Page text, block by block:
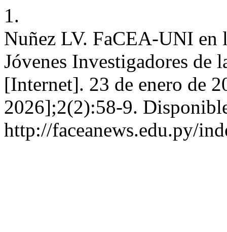
1.
Nuñez LV. FaCEA-UNI en
Jóvenes Investigadores de
[Internet]. 23 de enero de
2026];2(2):58-9.
http://faceanews.edu.py/